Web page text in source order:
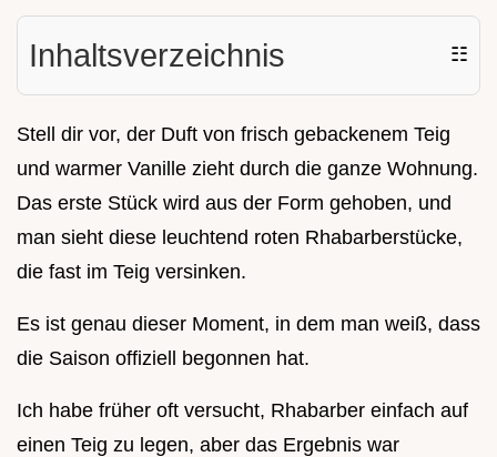
Inhaltsverzeichnis ☷
Stell dir vor, der Duft von frisch gebackenem Teig
und warmer Vanille zieht durch die ganze Wohnung.
Das erste Stück wird aus der Form gehoben, und
man sieht diese leuchtend roten Rhabarberstücke,
die fast im Teig versinken.
Es ist genau dieser Moment, in dem man weiß, dass
die Saison offiziell begonnen hat.
Ich habe früher oft versucht, Rhabarber einfach auf
einen Teig zu legen, aber das Ergebnis war